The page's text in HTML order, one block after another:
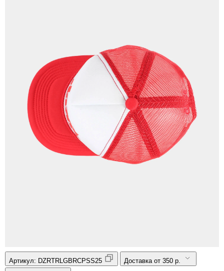
Артикул: DZRTRLGBRCPSS25 Доставка от 350 р.